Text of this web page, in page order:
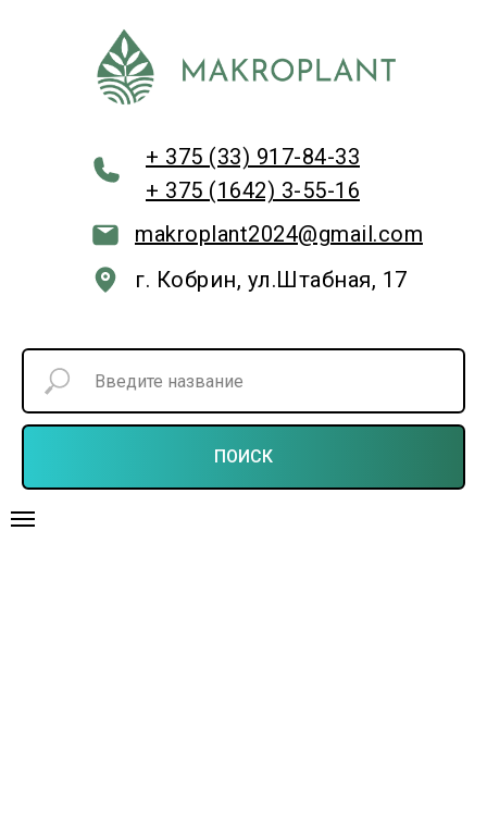
+ 375 (33) 917-84-33
makroplant2024@gmail.com
г. Кобрин, ул.Штабная, 17
+ 375 (1642) 3-55-16
ПОИСК